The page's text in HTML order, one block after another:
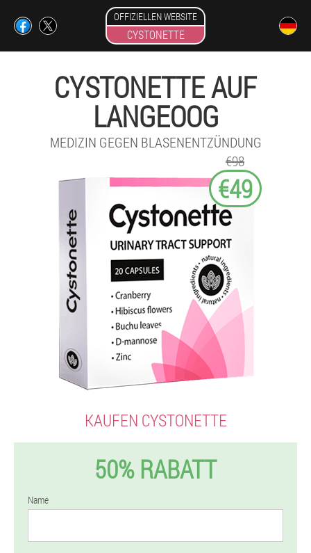
OFFIZIELLEN WEBSITE
CYSTONETTE
CYSTONETTE AUF
LANGEOOG
MEDIZIN GEGEN BLASENENTZÜNDUNG
€98
€49
KAUFEN CYSTONETTE
50% RABATT
Name